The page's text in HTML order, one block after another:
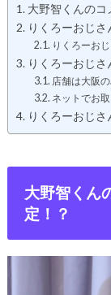
大野智くんのコ
りくろーおじ
りくろーお
りくろーおじ
店舗は大阪
ネットでお
りくろーおじ
大野智くん
定！？